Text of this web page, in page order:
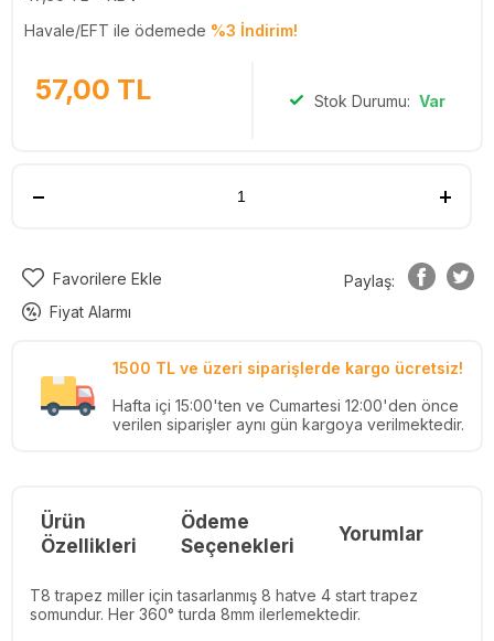
Havale/EFT ile ödemede %3 İndirim!
57,00 TL Stok Durumu: Var
Favorilere Ekle
Fiyat Alarmı
Paylaş:
1500 TL ve üzeri siparişlerde kargo ücretsiz!
Hafta içi 15:00'ten ve Cumartesi 12:00'den önce
verilen siparişler aynı gün kargoya verilmektedir.
Ürün
Özellikleri
Ödeme
Seçenekleri
Yorumlar
T8 trapez miller için tasarlanmış 8 hatve 4 start trapez
somundur. Her 360° turda 8mm ilerlemektedir.